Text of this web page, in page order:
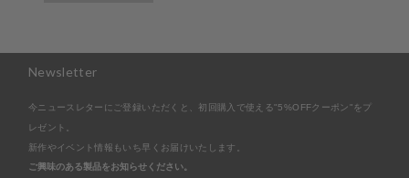
Newsletter
今ニュースレターにご登録いただくと、初回購入で使える"5%OFFクーポン"をプ
レゼント。
新作やイベント情報もいち早くお届けいたします。
ご興味のある製品をお知らせください。